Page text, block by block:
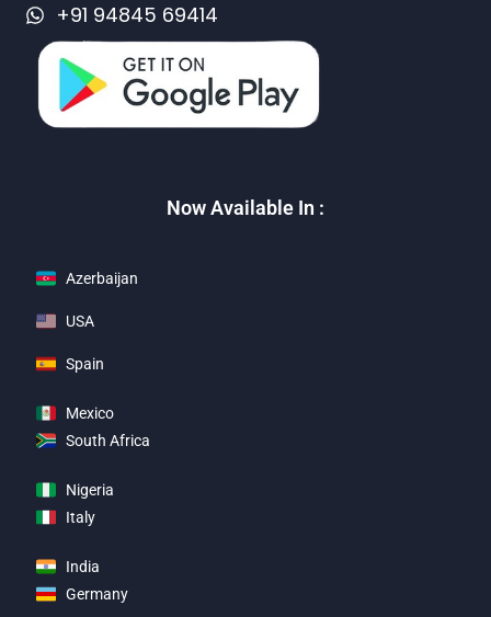
+91 94845 69414
Now Available In :
Azerbaijan
USA
Spain
Mexico
South Africa
Nigeria
Italy
India
Germany